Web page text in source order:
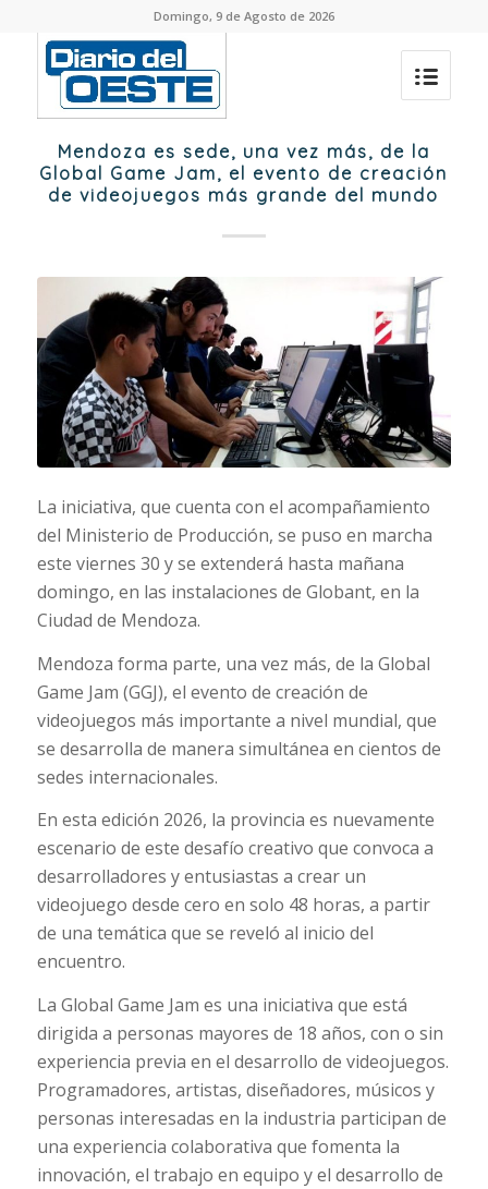
Domingo, 9 de Agosto de 2026
Mendoza es sede, una vez más, de la
Global Game Jam, el evento de creación
de videojuegos más grande del mundo
La iniciativa, que cuenta con el acompañamiento
del Ministerio de Producción, se puso en marcha
este viernes 30 y se extenderá hasta mañana
domingo, en las instalaciones de Globant, en la
Ciudad de Mendoza.
Mendoza forma parte, una vez más, de la Global
Game Jam (GGJ), el evento de creación de
videojuegos más importante a nivel mundial, que
se desarrolla de manera simultánea en cientos de
sedes internacionales.
En esta edición 2026, la provincia es nuevamente
escenario de este desafío creativo que convoca a
desarrolladores y entusiastas a crear un
videojuego desde cero en solo 48 horas, a partir
de una temática que se reveló al inicio del
encuentro.
La Global Game Jam es una iniciativa que está
dirigida a personas mayores de 18 años, con o sin
experiencia previa en el desarrollo de videojuegos.
Programadores, artistas, diseñadores, músicos y
personas interesadas en la industria participan de
una experiencia colaborativa que fomenta la
innovación, el trabajo en equipo y el desarrollo de